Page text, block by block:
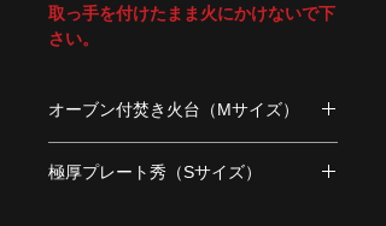
取っ手を付けたまま火にかけないで下
さい。
オーブン付焚き火台（Mサイズ）
縦：270mm
極厚プレート秀（Sサイズ）